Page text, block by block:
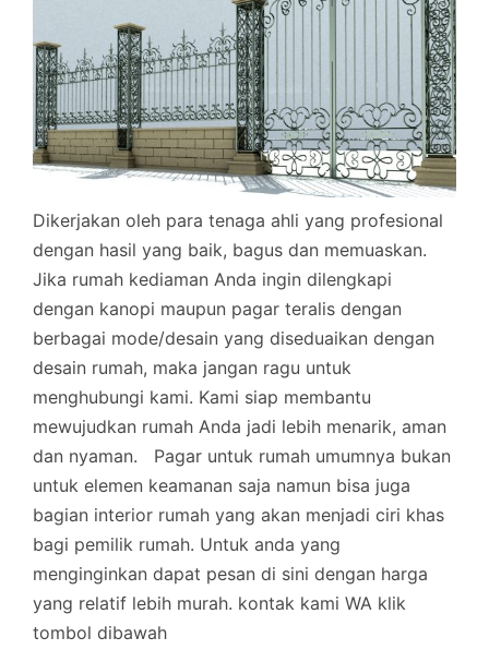
Dikerjakan oleh para tenaga ahli yang profesional
dengan hasil yang baik, bagus dan memuaskan.
Jika rumah kediaman Anda ingin dilengkapi
dengan kanopi maupun pagar teralis dengan
berbagai mode/desain yang diseduaikan dengan
desain rumah, maka jangan ragu untuk
menghubungi kami. Kami siap membantu
mewujudkan rumah Anda jadi lebih menarik, aman
dan nyaman.
Pagar untuk rumah umumnya bukan
untuk elemen keamanan saja namun bisa juga
bagian interior rumah yang akan menjadi ciri khas
bagi pemilik rumah. Untuk anda yang
menginginkan dapat pesan di sini dengan harga
yang relatif lebih murah. kontak kami WA klik
tombol dibawah